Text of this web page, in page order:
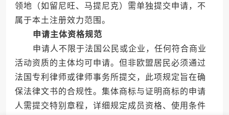
领地（如留尼旺、马提尼克）需单独提交申请，不
属于本土注册效力范围。
申请主体资格规范
申请人不限于法国公民或企业，任何符合商业
活动资质的主体均可申请。但非欧盟居民必须通过
法国专利律师或律师事务所提交，此项规定旨在确
保法律文书的合规性。集体商标与证明商标的申请
人需提交特别章程，详细规定成员资格、使用条件